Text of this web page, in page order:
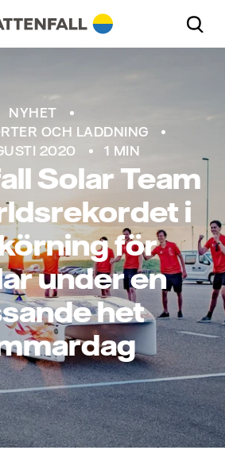
NYHET
OCH LADDNING
2020
1 MIN
Solar Team
i
för
under en
het